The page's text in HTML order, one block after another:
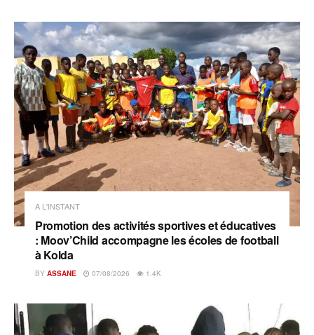
A L'INSTANT
Promotion des activités sportives et éducatives
: Moov’Child accompagne les écoles de football
à Kolda
BY ASSANE 07/08/2026 1.4K